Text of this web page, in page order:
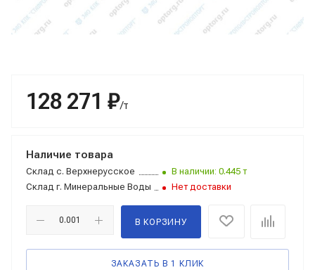
128 271 ₽/т
Наличие товара
Склад с. Верхнерусское
В наличии: 0.445 т
Склад г. Минеральные Воды Нет доставки
В КОРЗИНУ
ЗАКАЗАТЬ В 1 КЛИК